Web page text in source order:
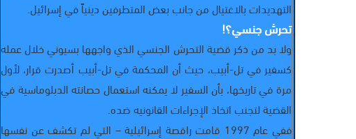
التهديدات بالاغتيال من جانب بعض المتطرفين دينياً في إسرائيل.
تحرش جنسي؟!
ولا بد من ذكر قضية التحرش الجنسي الذي واجهها بسيوني خلال عمله
كسفير في تل-أبيب، حيث أن المحكمة في تل-أبيب أصدرت قرار، لأول
مرة في تاريخها، بأن السفير لا يمكنه استعمال حصانته الدبلوماسية في
القضية لتجنب اتخاذ الإجراءات القانونيه ضده.
ففي عام 1997 قامت راقصة إسرائيلية – التي لم تكشف عن نفسها